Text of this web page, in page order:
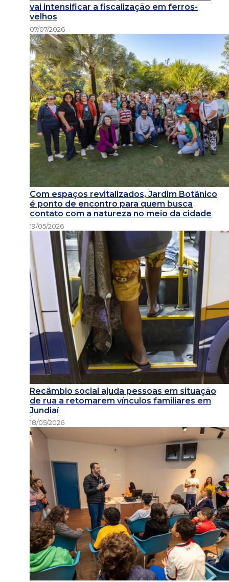
vai intensificar a fiscalização em ferros-
velhos
07/07/2026
Com espaços revitalizados, Jardim Botânico
é ponto de encontro para quem busca
contato com a natureza no meio da cidade
19/05/2026
Recâmbio social ajuda pessoas em situação
de rua a retomarem vínculos familiares em
Jundiaí
18/05/2026